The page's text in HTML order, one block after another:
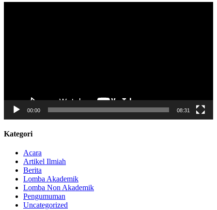
00:00 08:31
Kategori
Acara
Artikel Ilmiah
Berita
Lomba Akademik
Lomba Non Akademik
Pengumuman
Uncategorized